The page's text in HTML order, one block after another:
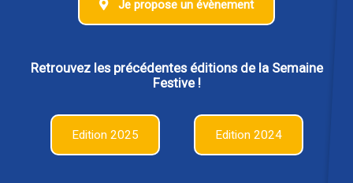
Je propose un évènement
Retrouvez les précédentes éditions de la Semaine
Festive !
Edition 2025 Edition 2024